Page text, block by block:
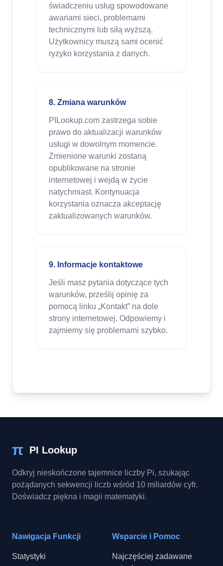
świadczeniu usług spowodowane
awariami sieci, problemami
technicznymi lub siłą wyższą.
Użytkownicy muszą sami ocenić
ryzyko korzystania z danych.
8. Zmiana warunków
PILookup.com zastrzega sobie
prawo do aktualizacji warunków
usługi w dowolnym momencie.
Zmienione warunki zostaną
opublikowane na stronie
internetowej i wejdą w życie
natychmiast. Kontynuacja
korzystania oznacza akceptację
zaktualizowanych warunków.
9. Informacje kontaktowe
Jeśli masz pytania dotyczące tych
warunków, prześlij opinię za
pomocą linku „Kontakt” na dole
strony internetowej. Odpowiemy i
zajmiemy się problemami szybko.
π PI Lookup
Odkryj nieskończone tajemnice liczby Pi, szukając
pożądanych sekwencji liczb wśród 10 miliardów cyfr.
Doświadcz piękna i magii matematyki.
Nawigacja Funkcji
Statystyki
Wsparcie i Pomoc
Najczęściej zadawane